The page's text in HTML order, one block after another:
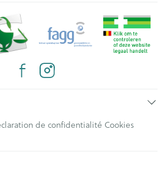
de confidentialité Cookies